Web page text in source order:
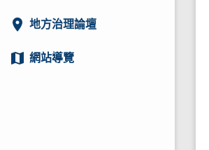
location_on 地方治理論壇
map 網站導覽